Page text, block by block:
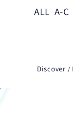
ALL A-C
Discover